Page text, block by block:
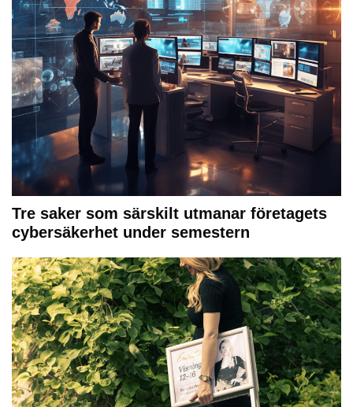
Tre saker som särskilt utmanar företagets
cybersäkerhet under semestern